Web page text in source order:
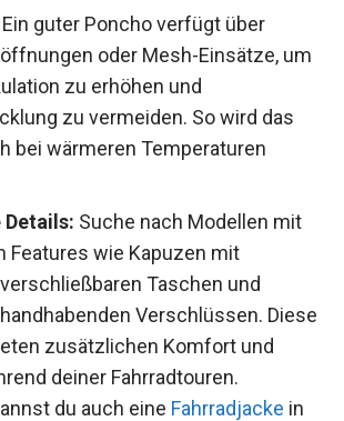
Ein guter Poncho verfügt über
oder Mesh-Einsätze, um
zu erhöhen und
zu vermeiden. So wird das
bei wärmeren Temperaturen
Suche nach Modellen mit
Features wie Kapuzen mit
Taschen und
Verschlüssen. Diese
zusätzlichen Komfort und
deiner Fahrradtouren.
du auch eine Fahrradjacke in